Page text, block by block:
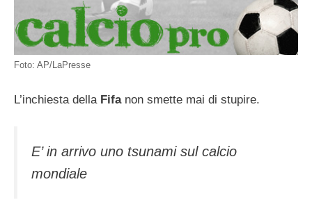
Foto: AP/LaPresse
L’inchiesta della Fifa non smette mai di stupire.
E’ in arrivo uno tsunami sul calcio
mondiale